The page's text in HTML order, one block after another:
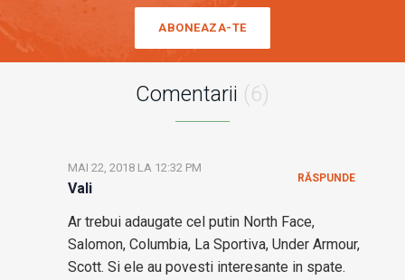
ABONEAZA-TE
Comentarii (6)
Vali
MAI 22, 2018 LA 12:32 PM
Ar trebui adaugate cel putin North Face,
Salomon, Columbia, La Sportiva, Under Armour,
Scott. Si ele au povesti interesante in spate.
RĂSPUNDE